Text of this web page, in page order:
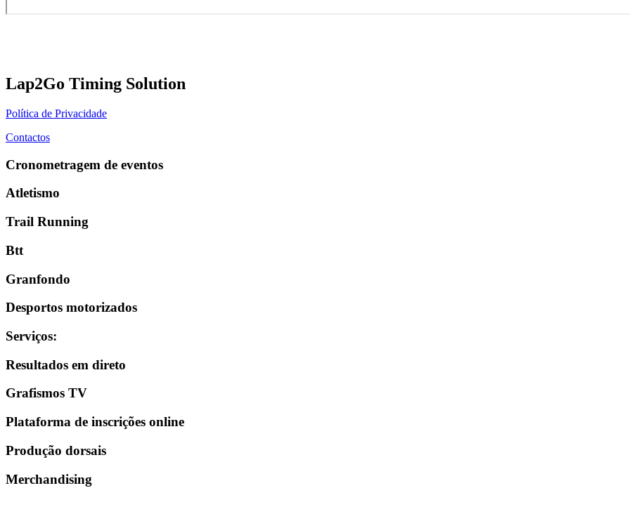
Lap2Go Timing Solution
Política de Privacidade
Contactos
Cronometragem de eventos
Atletismo
Trail Running
Btt
Granfondo
Desportos motorizados
Serviços:
Resultados em direto
Grafismos TV
Plataforma de inscrições online
Produção dorsais
Merchandising